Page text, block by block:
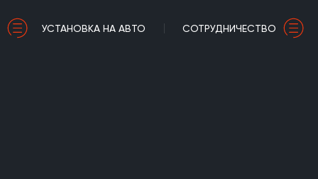
УСТАНОВКА НА АВТО СОТРУДНИЧЕСТВО